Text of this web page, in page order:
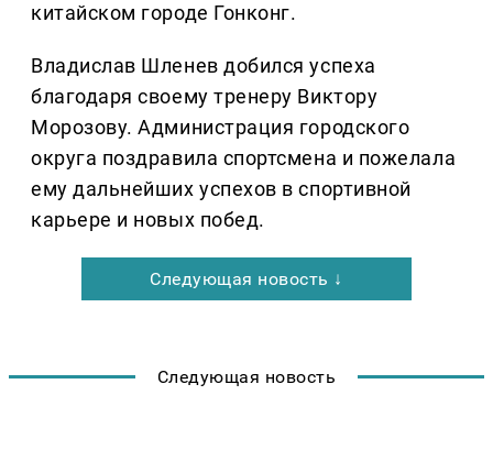
китайском городе Гонконг.
Владислав Шленев добился успеха
благодаря своему тренеру Виктору
Морозову. Администрация городского
округа поздравила спортсмена и пожелала
ему дальнейших успехов в спортивной
карьере и новых побед.
Следующая новость ↓
Следующая новость